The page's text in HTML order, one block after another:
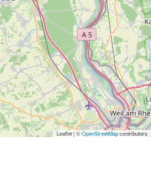
Leaflet | ©OpenStreetMapcontributors